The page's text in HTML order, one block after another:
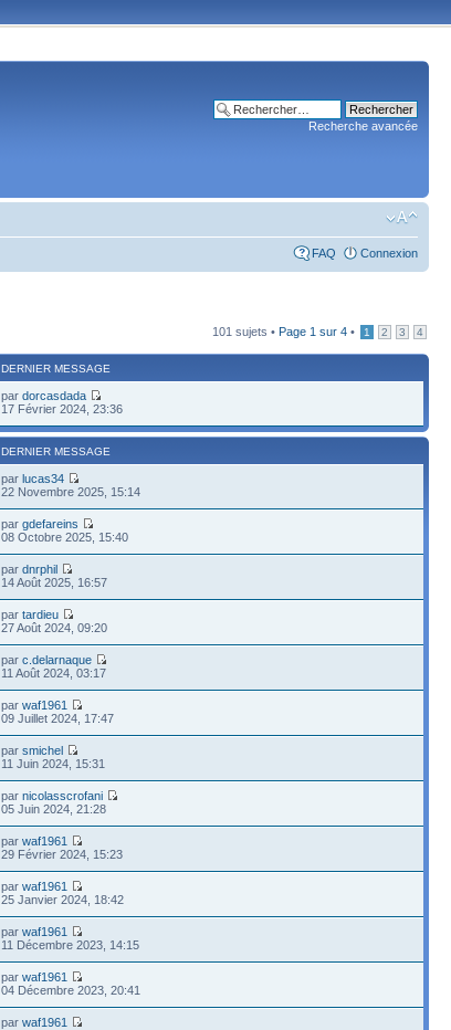
Recherche avancée
FAQ Connexion
101 sujets • Page 1 sur 4 • 1 2 3 4
DERNIER MESSAGE
pardorcasdada
17 Février 2024, 23:36
DERNIER MESSAGE
parlucas34
22 Novembre 2025, 15:14
pargdefareins
08 Octobre 2025, 15:40
pardnrphil
14 Août 2025, 16:57
partardieu
27 Août 2024, 09:20
parc.delarnaque
11 Août 2024, 03:17
parwaf1961
09 Juillet 2024, 17:47
parsmichel
11 Juin 2024, 15:31
parnicolasscrofani
05 Juin 2024, 21:28
parwaf1961
29 Février 2024, 15:23
parwaf1961
25 Janvier 2024, 18:42
parwaf1961
11 Décembre 2023, 14:15
parwaf1961
04 Décembre 2023, 20:41
parwaf1961